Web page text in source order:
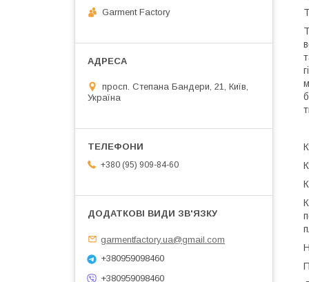
Garment Factory
просп. Степана Бандери, 21, Київ,
Україна
+380 (95) 909-84-60
garmentfactory.ua@gmail.com
+380959098460
+380959098460